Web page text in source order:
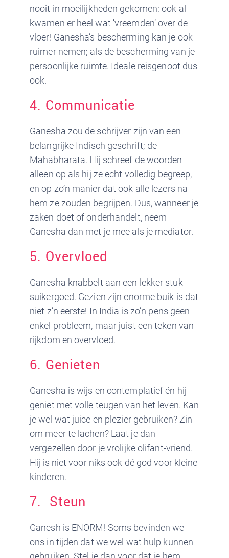
nooit in moeilijkheden gekomen: ook al
kwamen er heel wat ‘vreemden’ over de
vloer! Ganesha’s bescherming kan je ook
ruimer nemen; als de bescherming van je
persoonlijke ruimte. Ideale reisgenoot dus
ook.
4. Communicatie
Ganesha zou de schrijver zijn van een
belangrijke Indisch geschrift; de
Mahabharata. Hij schreef de woorden
alleen op als hij ze echt volledig begreep,
en op zo’n manier dat ook alle lezers na
hem ze zouden begrijpen. Dus, wanneer je
zaken doet of onderhandelt, neem
Ganesha dan met je mee als je mediator.
5. Overvloed
Ganesha knabbelt aan een lekker stuk
suikergoed. Gezien zijn enorme buik is dat
niet z’n eerste! In India is zo’n pens geen
enkel probleem, maar juist een teken van
rijkdom en overvloed.
6. Genieten
Ganesha is wijs en contemplatief én hij
geniet met volle teugen van het leven. Kan
je wel wat juice en plezier gebruiken? Zin
om meer te lachen? Laat je dan
vergezellen door je vrolijke olifant-vriend.
Hij is niet voor niks ook dé god voor kleine
kinderen.
7. Steun
Ganesh is ENORM! Soms bevinden we
ons in tijden dat we wel wat hulp kunnen